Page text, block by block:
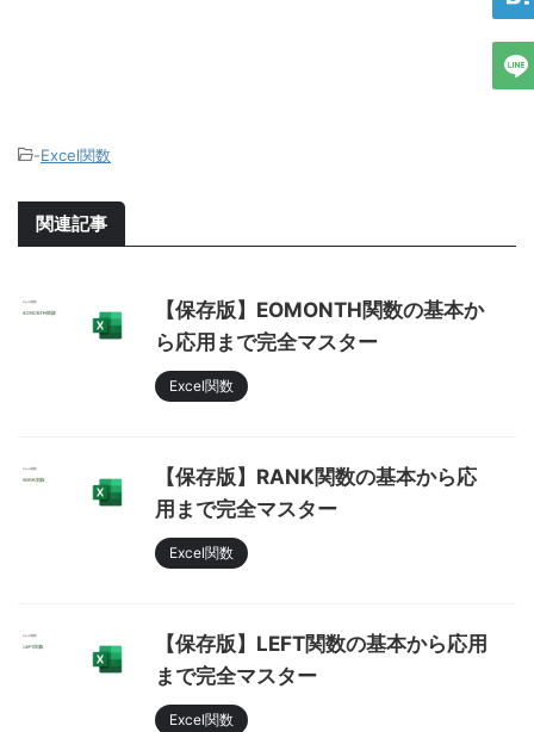
-Excel関数
関連記事
【保存版】EOMONTH関数の基本か
ら応用まで完全マスター
Excel関数
【保存版】RANK関数の基本から応
用まで完全マスター
Excel関数
【保存版】LEFT関数の基本から応用
まで完全マスター
Excel関数